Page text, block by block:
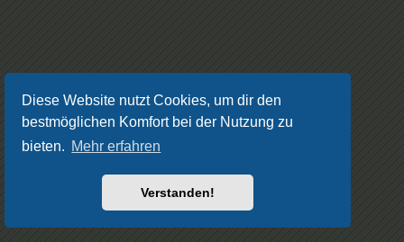
Diese Website nutzt Cookies, um dir den
bestmöglichen Komfort bei der Nutzung zu
bieten. Mehr erfahren
Verstanden!